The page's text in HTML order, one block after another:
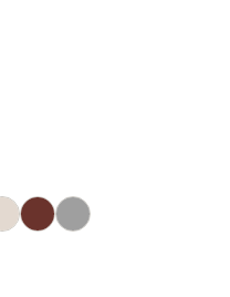
WHITE
NUT CINZA